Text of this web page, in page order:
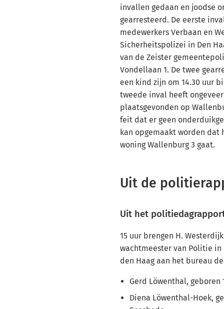
invallen gedaan en joodse
gearresteerd. De eerste
medewerkers Verbaan en
Sicherheitspolizei in Den
van de Zeister
Vondellaan 1. De twee
een kind zijn om 14.30 uur
tweede inval heeft
plaatsgevonden op
feit dat er geen
kan opgemaakt worden dat
woning Wallenburg 3 gaat.
Uit de
Uit het
15 uur brengen H.
wachtmeester van Politie
den Haag aan het bureau
Gerd Löwenthal, geboren
Diena Löwenthal-Hoek,